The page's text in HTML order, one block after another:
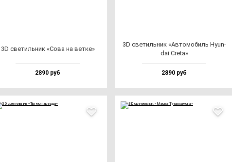
3D све­тиль­ник «Сова на вет­ке»
2890 руб
3D све­тиль­ник «Авто­мо­биль Hyun­
dai Cre­ta»
2890 руб